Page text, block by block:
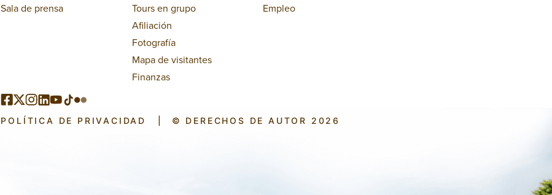
Sala de prensa
Tours en grupo
Afiliación
Fotografía
Mapa de visitantes
Finanzas
Empleo
POLÍTICA DE PRIVACIDAD © DERECHOS DE AUTOR 2026